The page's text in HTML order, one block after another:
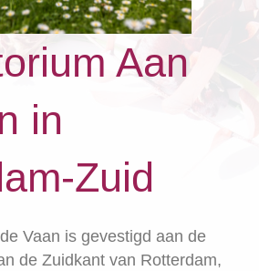
Aan
in
Zuid
Vaan is gevestigd aan de
de Zuidkant van Rotterdam,